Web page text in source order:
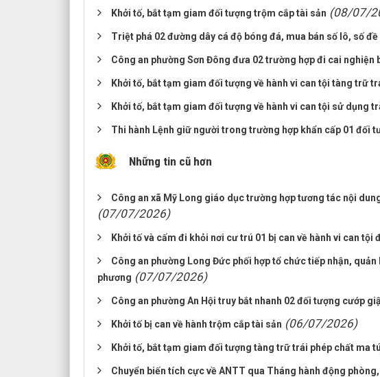
Khởi tố, bắt tạm giam đối tượng trộm cắp tài sản (08/07/
Triệt phá 02 đường dây cá độ bóng đá, mua bán số lô, số đề
Công an phường Sơn Đông đưa 02 trường hợp đi cai nghiện
Khởi tố, bắt tạm giam đối tượng về hành vi can tội tàng trữ
Khởi tố, bắt tạm giam đối tượng về hành vi can tội sử dụng
Thi hành Lệnh giữ người trong trường hợp khẩn cấp 01 đối
Những tin cũ hơn
Công an xã Mỹ Long giáo dục trường hợp tương tác nội
(07/07/2026)
Khởi tố và cấm đi khỏi nơi cư trú 01 bị can về hành vi can tội
Công an phường Long Đức phối hợp tổ chức tiếp nhận,
phương (07/07/2026)
Công an phường An Hội truy bắt nhanh 02 đối tượng cướp
Khởi tố bị can về hành trộm cắp tài sản (06/07/2026)
Khởi tố, bắt tạm giam đối tượng tàng trữ trái phép chất ma
Chuyển biến tích cực về ANTT qua Tháng hành động